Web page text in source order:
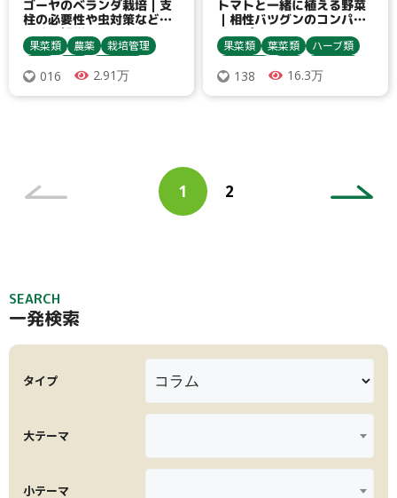
タイプ
検索
リセット
ゴーヤのベランダ栽培｜支
柱の必要性や虫対策などま
とめて解説
果菜類 農薬
栽培管理
種まき・育苗
収穫・貯蔵
殺虫剤
栽培方法
016 2.91万
トマトと一緒に植える野菜
｜相性バツグンのコンパニ
オンプランツとは
果菜類 葉菜類
ハーブ類
収穫・貯蔵
トマト・ミニトマト
ネギ
138 16.3万
稿
シ
ョ
ペ
1
ペ
2
SEARCH
一発検索
タイプ
大テーマ
小テーマ